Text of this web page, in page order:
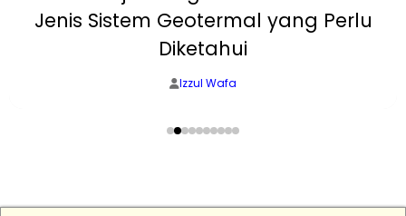
Jenis Sistem Geotermal yang Perlu
Diketahui
Izzul Wafa